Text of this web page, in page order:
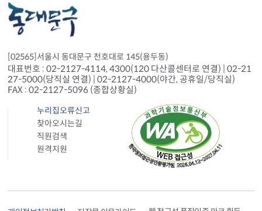
[02565]서울시 동대문구 천호대로 145(용두동)
대표번호 : 02-2127-4114, 4300(120 다산콜센터로 연결) | 02-21
27-5000(당직실 연결) | 02-2127-4000(야간, 공휴일/당직실)
FAX : 02-2127-5096 (종합상황실)
누리집오류신고
찾아오시는길
직원검색
원격지원